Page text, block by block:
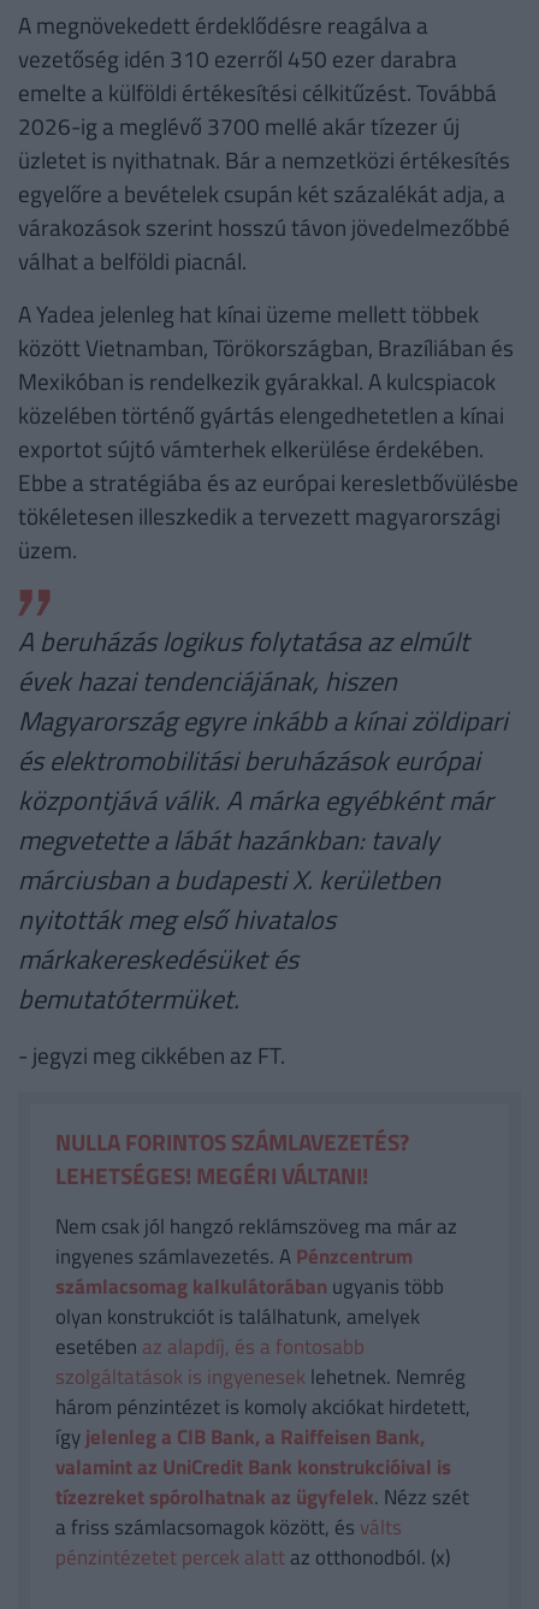
A megnövekedett érdeklődésre reagálva a
vezetőség idén 310 ezerről 450 ezer darabra
emelte a külföldi értékesítési célkitűzést. Továbbá
2026-ig a meglévő 3700 mellé akár tízezer új
üzletet is nyithatnak. Bár a nemzetközi értékesítés
egyelőre a bevételek csupán két százalékát adja, a
várakozások szerint hosszú távon jövedelmezőbbé
válhat a belföldi piacnál.
A Yadea jelenleg hat kínai üzeme mellett többek
között Vietnamban, Törökországban, Brazíliában és
Mexikóban is rendelkezik gyárakkal. A kulcspiacok
közelében történő gyártás elengedhetetlen a kínai
exportot sújtó vámterhek elkerülése érdekében.
Ebbe a stratégiába és az európai keresletbővülésbe
tökéletesen illeszkedik a tervezett magyarországi
üzem.
A beruházás logikus folytatása az elmúlt
évek hazai tendenciájának, hiszen
Magyarország egyre inkább a kínai zöldipari
és elektromobilitási beruházások európai
központjává válik. A márka egyébként már
megvetette a lábát hazánkban: tavaly
márciusban a budapesti X. kerületben
nyitották meg első hivatalos
márkakereskedésüket és
bemutatótermüket.
- jegyzi meg cikkében az FT.
NULLA FORINTOS SZÁMLAVEZETÉS?
LEHETSÉGES! MEGÉRI VÁLTANI!
Nem csak jól hangzó reklámszöveg ma már az
ingyenes számlavezetés. APénzcentrum
számlacsomag kalkulátorában ugyanis több
olyan konstrukciót is találhatunk, amelyek
esetében az alapdíj, és a fontosabb
szolgáltatások is ingyenesek lehetnek. Nemrég
három pénzintézet is komoly akciókat hirdetett,
ígyjelenleg a CIB Bank, a Raiffeisen Bank,
valamint az UniCredit Bank konstrukcióival is
tízezreket spórolhatnak az ügyfelek. Nézz szét
a friss számlacsomagok között, és válts
pénzintézetet percek alattaz otthonodból. (x)